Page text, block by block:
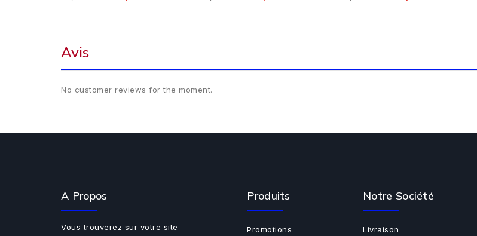
Avis
No customer reviews for the moment.
A Propos
Vous trouverez sur votre site
Produits
Promotions
Notre Société
Livraison